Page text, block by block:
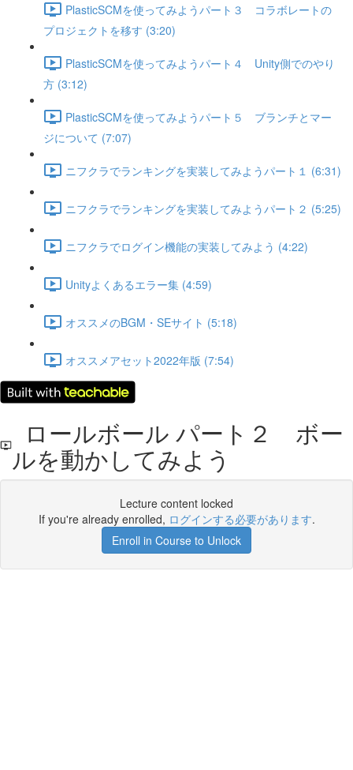
PlasticSCMを使ってみようパート３ コラボレートの
プロジェクトを移す (3:20)
PlasticSCMを使ってみようパート４ Unity側でのやり
方 (3:12)
PlasticSCMを使ってみようパート５ ブランチとマー
ジについて (7:07)
ニフクラでランキングを実装してみようパート１ (6:31)
ニフクラでランキングを実装してみようパート２ (5:25)
ニフクラでログイン機能の実装してみよう (4:22)
Unityよくあるエラー集 (4:59)
オススメのBGM・SEサイト (5:18)
オススメアセット2022年版 (7:54)
ロールボール パート２ ボー
ルを動かしてみよう
Lecture content locked
If you're already enrolled, ログインする必要があります.
Enroll in Course to Unlock